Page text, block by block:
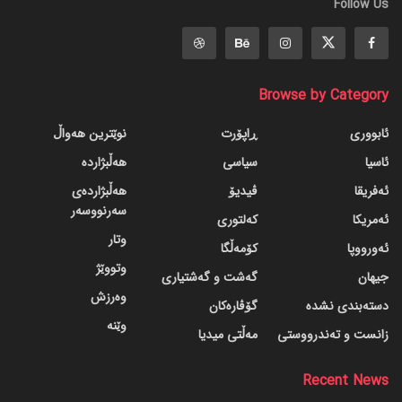
Follow Us
Browse by Category
ئابووری
ئاسیا
ئەفریقا
ئەمریکا
ئەورووپا
جیهان
دسته‌بندی نشده
زانست و تەندرووستی
ڕاپۆرت
سیاسی
ڤیدیۆ
کەلتوری
کۆمەڵگا
گه‌شت و گه‌شتیاری
گۆڤاره‌کان
مەڵتی میدیا
نوێترین هەواڵ
هەڵبژاردە
هەڵبژاردەی
سەرنووسەر
وتار
وتووێژ
وەرزش
وێنە
Recent News